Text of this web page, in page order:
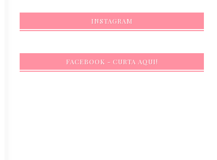
INSTAGRAM
FACEBOOK - CURTA AQUI!